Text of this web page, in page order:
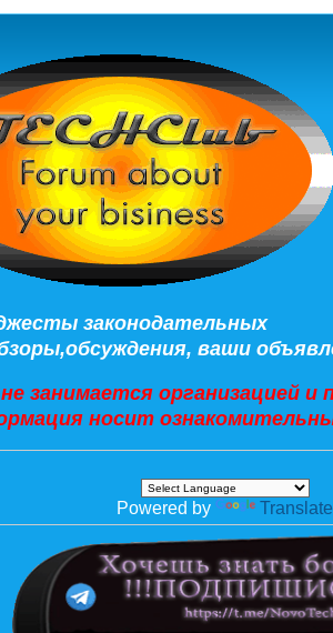
законодательных
ваши
не занимается организацией
носит
Powered by Translate